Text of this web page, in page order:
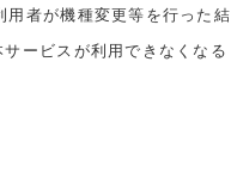
用者が機種変更等を行った結
ービスが利用できなくなる